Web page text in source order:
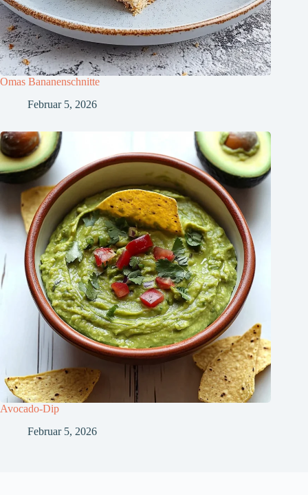
Omas Bananenschnitte
Februar 5, 2026
Avocado-Dip
Februar 5, 2026